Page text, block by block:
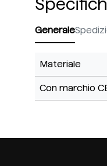
Generale
Materiale
Con marchio